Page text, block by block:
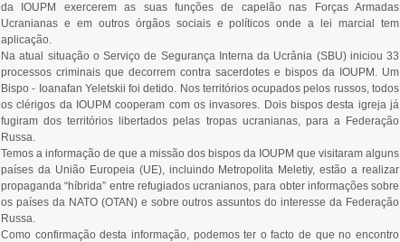
da IOUPM exercerem as suas funções de capelão nas Forças Armadas
Ucranianas e em outros órgãos sociais e políticos onde a lei marcial tem
aplicação.
Na atual situação o Serviço de Segurança Interna da Ucrânia (SBU) iniciou 33
processos criminais que decorrem contra sacerdotes e bispos da IOUPM. Um
Bispo - Ioanafan Yeletskii foi detido. Nos territórios ocupados pelos russos, todos
os clérigos da IOUPM cooperam com os invasores. Dois bispos desta igreja já
fugiram dos territórios libertados pelas tropas ucranianas, para a Federação
Russa.
Temos a informação de que a missão dos bispos da IOUPM que visitaram alguns
países da União Europeia (UE), incluindo Metropolita Meletiy, estão a realizar
propaganda “híbrida” entre refugiados ucranianos, para obter informações sobre
os países da NATO (OTAN) e sobre outros assuntos do interesse da Federação
Russa.
Como confirmação desta informação, podemos ter o facto de que no encontro